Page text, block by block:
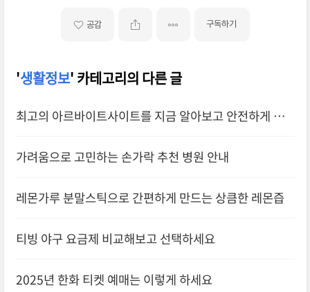
공감 구독하기
'생활정보' 카테고리의 다른 글
최고의 아르바이트사이트를 지금 알아보고 안전하게 시
가려움으로 고민하는 손가락 추천 병원 안내
레몬가루 분말스틱으로 간편하게 만드는 상큼한 레몬즙
티빙 야구 요금제 비교해보고 선택하세요
2025년 한화 티켓 예매는 이렇게 하세요